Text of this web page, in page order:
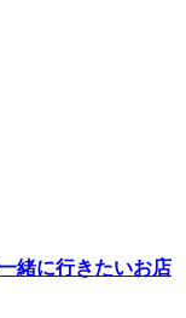
緒に行きたいお店